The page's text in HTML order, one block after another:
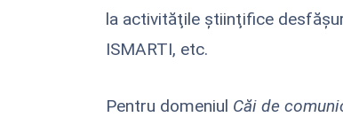
la activităţile ştiinţifice
ISMARTI, etc.
Pentru domeniul Căi de